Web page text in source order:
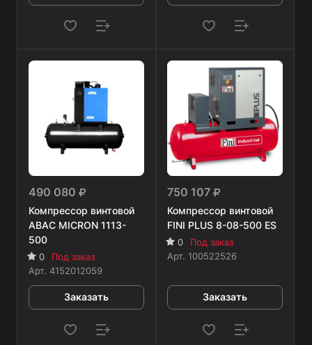
490 080
Компрессор винтовой
ABAC MICRON 1113-
500
0
Под заказ
Арт. 4152012059
Заказать
750 107
Компрессор винтовой
FINI PLUS 8-08-500 ES
0
Под заказ
Арт. 100522526
Заказать